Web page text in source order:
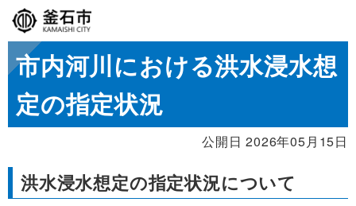
市内河川における洪水浸水想
定の指定状況
公開日 2026年05月15日
洪水浸水想定の指定状況について